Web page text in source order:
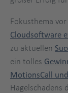
Fokusthema
Cloudsoftware
zu aktuellen
ein tolles
MotionsCall
Hagelschadens